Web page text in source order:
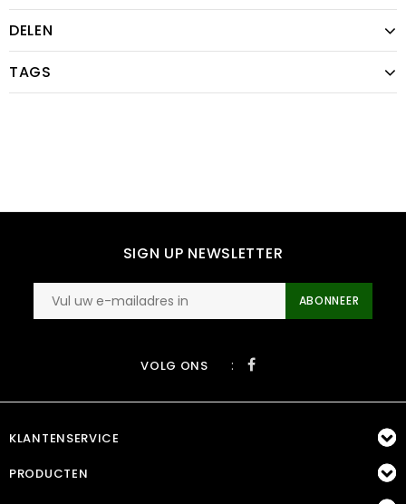
DELEN
TAGS
SIGN UP NEWSLETTER
ABONNEER
VOLG ONS :
KLANTENSERVICE
PRODUCTEN